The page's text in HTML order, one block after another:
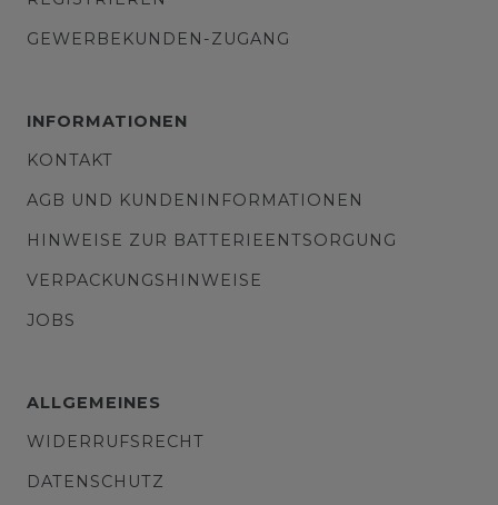
GEWERBEKUNDEN-ZUGANG
INFORMATIONEN
KONTAKT
AGB UND KUNDENINFORMATIONEN
HINWEISE ZUR BATTERIEENTSORGUNG
VERPACKUNGSHINWEISE
JOBS
ALLGEMEINES
WIDERRUFSRECHT
DATENSCHUTZ